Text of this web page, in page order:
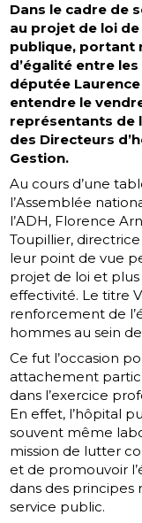
Dans le cadre de
au projet de loi
publique, portant
d’égalité entre
députée
entendre le
représentants de
des Directeurs
Gestion.
Au cours d’une
l’Assemblée
l’ADH, Florence
Toupillier,
leur point de vue
projet de loi et
effectivité. Le titre
renforcement de
hommes au sein
Ce fut l’occasion
attachement
dans l’exercice
En effet, l’hôpital
souvent même
mission de lutter
et de promouvoir
dans des principes
service public.